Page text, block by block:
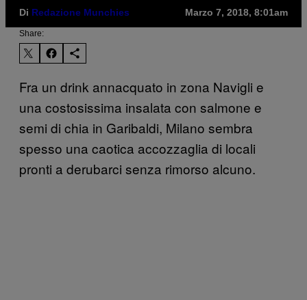
Di Redazione Munchies Marzo 7, 2018, 8:01am
Share:
Fra un drink annacquato in zona Navigli e
una costosissima insalata con salmone e
semi di chia in Garibaldi, Milano sembra
spesso una caotica accozzaglia di locali
pronti a derubarci senza rimorso alcuno.